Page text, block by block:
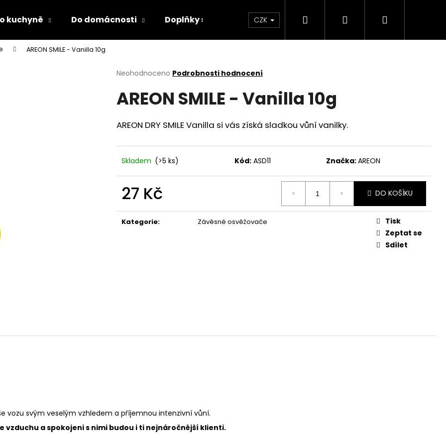
kuchyně Do domácnosti Doplňky s LED světlem Zdraví Výprodej skladových
CZK Hledat PřihlášeníNákupní
AREON SMILE - Vanilla 10g
Průměrné
produktu
je
z
5
Neohodnoceno Podrobnosti hodnocení
AREON SMILE - Vanilla 10g
AREON DRY SMILE Vanilla si vás získá sladkou vůní vanilky.
Skladem (>5 ks) Kód: ASD11 Značka:AREON
27 Kč
cena:
DO KOŠÍKU
Kategorie: Závěsné osvěžovače
Tisk
Zeptat se
Sdílet
vozu svým veselým vzhledem a příjemnou intenzivní vůní.
a spokojeni s nimi budou i ti nejnáročnější klienti.
Co potřebujete najít?
HLEDAT
Kč
PÁNEVNÍ PROLOŽKY SADA 3 KUSY